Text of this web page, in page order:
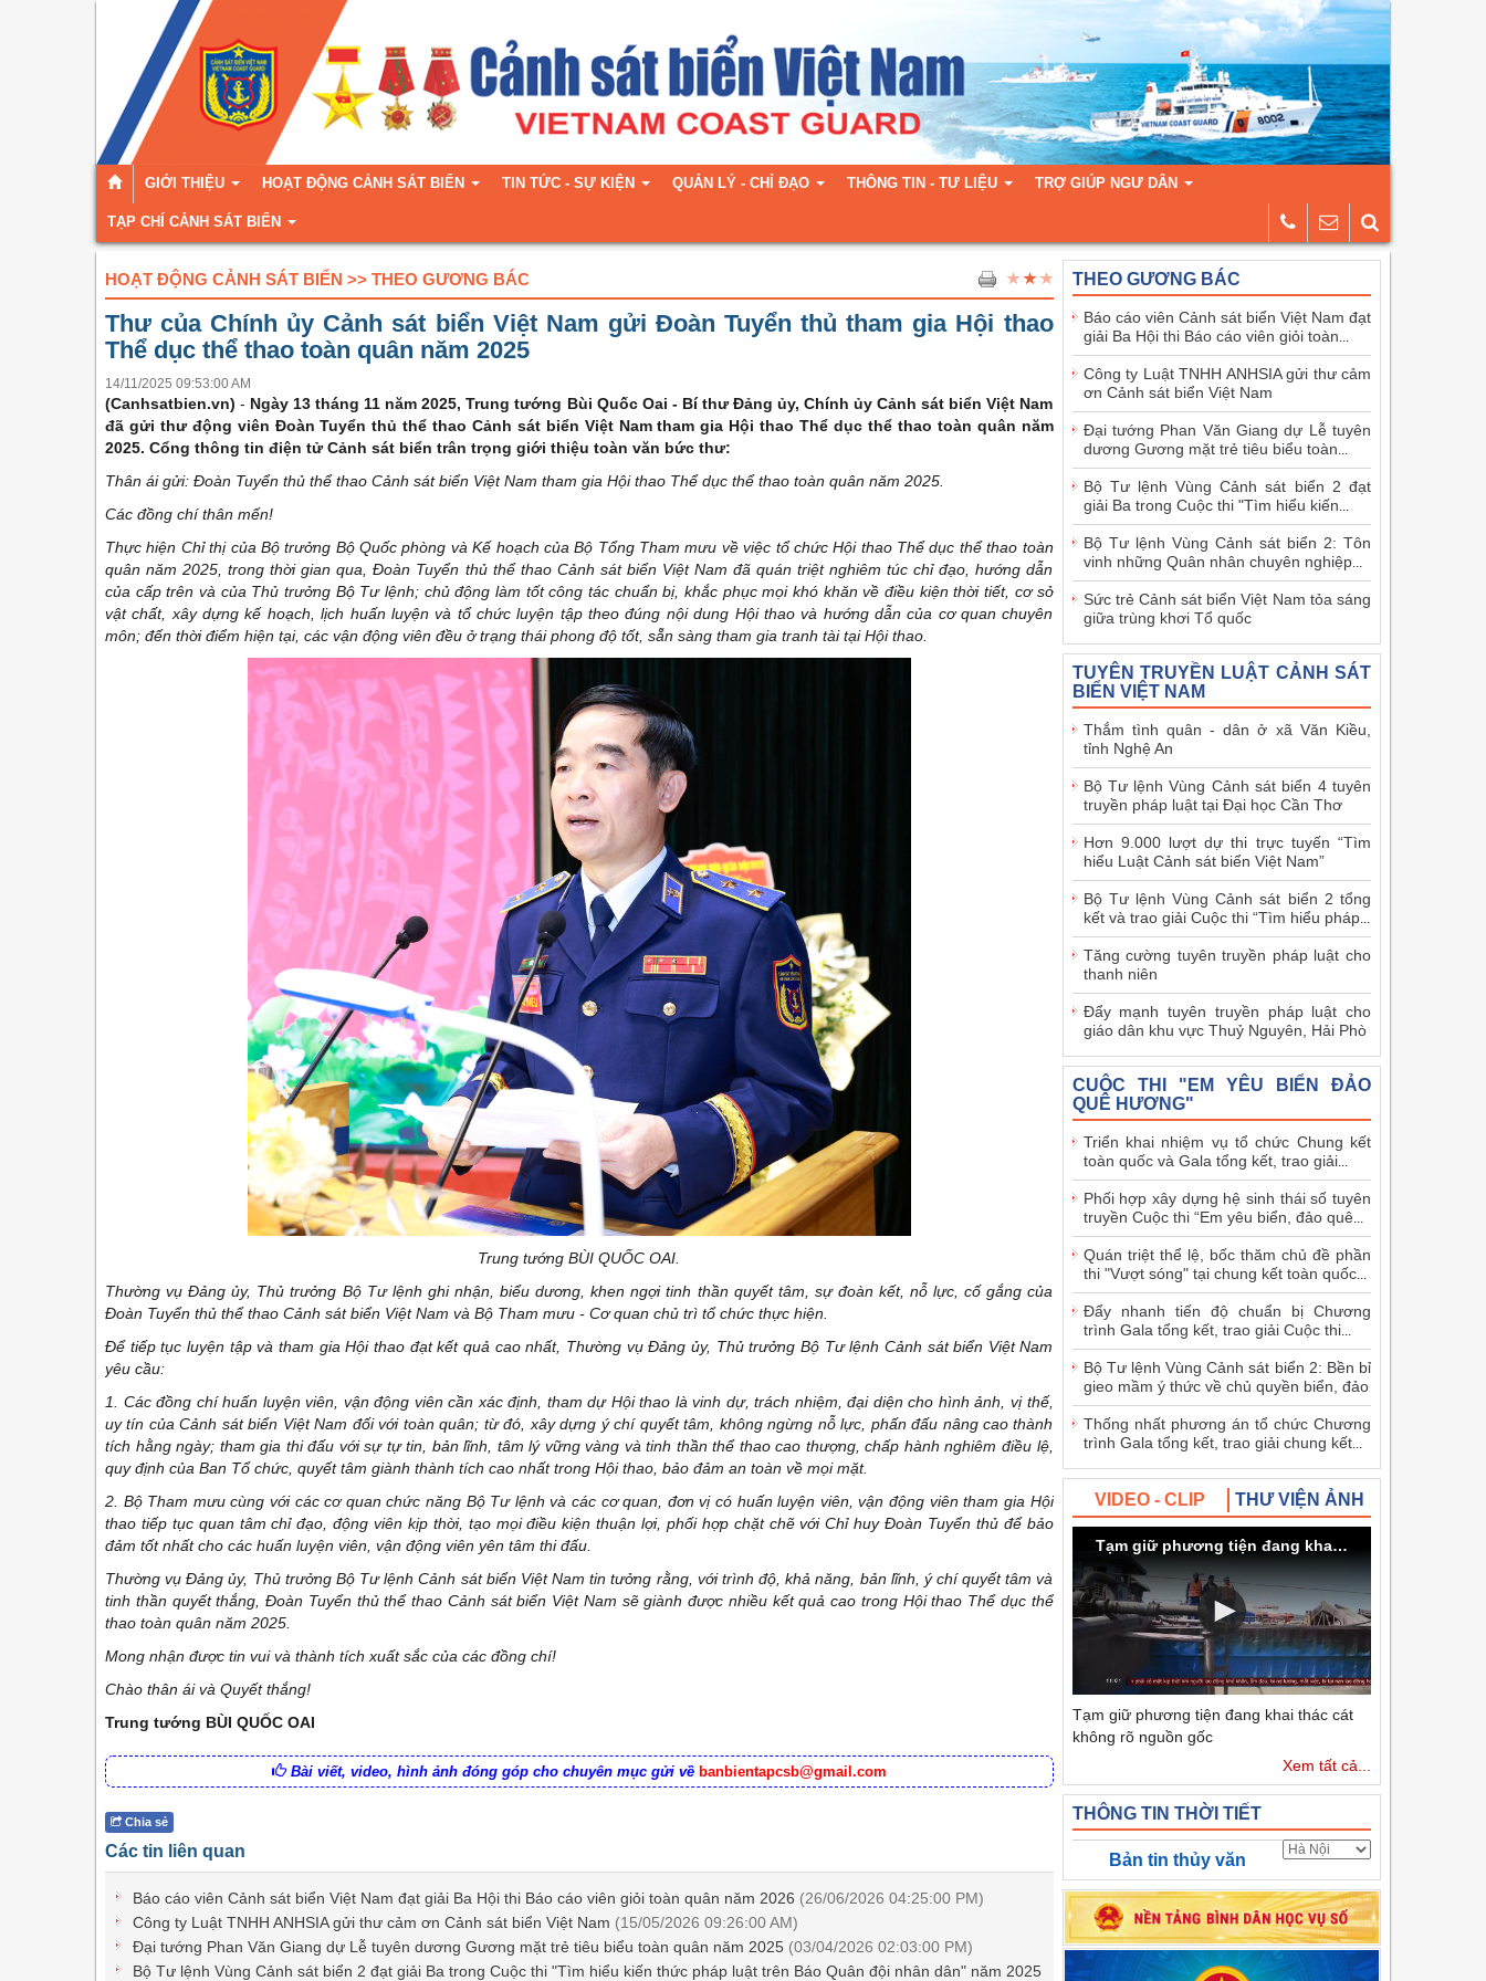
GIỚI THIỆU HOẠT ĐỘNG CẢNH SÁT BIỂN TIN TỨC - SỰ KIỆN QUẢN LÝ - CHỈ ĐẠO THÔNG TIN - TƯ LIỆU TRỢ GIÚP NGƯ DÂN
TẠP CHÍ CẢNH SÁT BIỂN
HOẠT ĐỘNG CẢNH SÁT BIỂN >> THEO GƯƠNG BÁC
Thư của Chính ủy Cảnh sát biển Việt Nam gửi Đoàn Tuyển thủ tham gia Hội thao
Thể dục thể thao toàn quân năm 2025
14/11/2025 09:53:00 AM
(Canhsatbien.vn) - Ngày 13 tháng 11 năm 2025, Trung tướng Bùi Quốc Oai - Bí thư Đảng ủy, Chính ủy Cảnh sát biển Việt Nam
đã gửi thư động viên Đoàn Tuyển thủ thể thao Cảnh sát biển Việt Nam tham gia Hội thao Thể dục thể thao toàn quân năm
2025. Cổng thông tin điện tử Cảnh sát biển trân trọng giới thiệu toàn văn bức thư:
Thân ái gửi: Đoàn Tuyển thủ thể thao Cảnh sát biển Việt Nam tham gia Hội thao Thể dục thể thao toàn quân năm 2025.
Các đồng chí thân mến!
Thực hiện Chỉ thị của Bộ trưởng Bộ Quốc phòng và Kế hoạch của Bộ Tổng Tham mưu về việc tổ chức Hội thao Thể dục thể thao toàn
quân năm 2025, trong thời gian qua, Đoàn Tuyển thủ thể thao Cảnh sát biển Việt Nam đã quán triệt nghiêm túc chỉ đạo, hướng dẫn
của cấp trên và của Thủ trưởng Bộ Tư lệnh; chủ động làm tốt công tác chuẩn bị, khắc phục mọi khó khăn về điều kiện thời tiết, cơ sở
vật chất, xây dựng kế hoạch, lịch huấn luyện và tổ chức luyện tập theo đúng nội dung Hội thao và hướng dẫn của cơ quan chuyên
môn; đến thời điểm hiện tại, các vận động viên đều ở trạng thái phong độ tốt, sẵn sàng tham gia tranh tài tại Hội thao.
Trung tướng BÙI QUỐC OAI.
Thường vụ Đảng ủy, Thủ trưởng Bộ Tư lệnh ghi nhận, biểu dương, khen ngợi tinh thần quyết tâm, sự đoàn kết, nỗ lực, cố gắng của
Đoàn Tuyển thủ thể thao Cảnh sát biển Việt Nam và Bộ Tham mưu - Cơ quan chủ trì tổ chức thực hiện.
Để tiếp tục luyện tập và tham gia Hội thao đạt kết quả cao nhất, Thường vụ Đảng ủy, Thủ trưởng Bộ Tư lệnh Cảnh sát biển Việt Nam
yêu cầu:
1. Các đồng chí huấn luyện viên, vận động viên cần xác định, tham dự Hội thao là vinh dự, trách nhiệm, đại diện cho hình ảnh, vị thế,
uy tín của Cảnh sát biển Việt Nam đối với toàn quân; từ đó, xây dựng ý chí quyết tâm, không ngừng nỗ lực, phấn đấu nâng cao thành
tích hằng ngày; tham gia thi đấu với sự tự tin, bản lĩnh, tâm lý vững vàng và tinh thần thể thao cao thượng, chấp hành nghiêm điều lệ,
quy định của Ban Tổ chức, quyết tâm giành thành tích cao nhất trong Hội thao, bảo đảm an toàn về mọi mặt.
2. Bộ Tham mưu cùng với các cơ quan chức năng Bộ Tư lệnh và các cơ quan, đơn vị có huấn luyện viên, vận động viên tham gia Hội
thao tiếp tục quan tâm chỉ đạo, động viên kịp thời, tạo mọi điều kiện thuận lợi, phối hợp chặt chẽ với Chỉ huy Đoàn Tuyển thủ để bảo
đảm tốt nhất cho các huấn luyện viên, vận động viên yên tâm thi đấu.
Thường vụ Đảng ủy, Thủ trưởng Bộ Tư lệnh Cảnh sát biển Việt Nam tin tưởng rằng, với trình độ, khả năng, bản lĩnh, ý chí quyết tâm và
tinh thần quyết thắng, Đoàn Tuyển thủ thể thao Cảnh sát biển Việt Nam sẽ giành được nhiều kết quả cao trong Hội thao Thể dục thể
thao toàn quân năm 2025.
Mong nhận được tin vui và thành tích xuất sắc của các đồng chí!
Chào thân ái và Quyết thắng!
Trung tướng BÙI QUỐC OAI
Bài viết, video, hình ảnh đóng góp cho chuyên mục gửi về banbientapcsb@gmail.com
Chia sẻ
Các tin liên quan
Báo cáo viên Cảnh sát biển Việt Nam đạt giải Ba Hội thi Báo cáo viên giỏi toàn quân năm 2026 (26/06/2026 04:25:00 PM)
Công ty Luật TNHH ANHSIA gửi thư cảm ơn Cảnh sát biển Việt Nam (15/05/2026 09:26:00 AM)
Đại tướng Phan Văn Giang dự Lễ tuyên dương Gương mặt trẻ tiêu biểu toàn quân năm 2025 (03/04/2026 02:03:00 PM)
Bộ Tư lệnh Vùng Cảnh sát biển 2 đạt giải Ba trong Cuộc thi "Tìm hiểu kiến thức pháp luật trên Báo Quân đội nhân dân" năm 2025
THEO GƯƠNG BÁC
Báo cáo viên Cảnh sát biển Việt Nam đạt
giải Ba Hội thi Báo cáo viên giỏi toàn
Công ty Luật TNHH ANHSIA gửi thư cảm
ơn Cảnh sát biển Việt Nam
Đại tướng Phan Văn Giang dự Lễ tuyên
dương Gương mặt trẻ tiêu biểu toàn
Bộ Tư lệnh Vùng Cảnh sát biển 2 đạt
giải Ba trong Cuộc thi "Tìm hiểu kiến
Bộ Tư lệnh Vùng Cảnh sát biển 2: Tôn
vinh những Quân nhân chuyên nghiệp...
Sức trẻ Cảnh sát biển Việt Nam tỏa sáng
giữa trùng khơi Tổ quốc
TUYÊN TRUYỀN LUẬT CẢNH SÁT
BIỂN VIỆT NAM
Thắm tình quân - dân ở xã Văn Kiều,
tỉnh Nghệ An
Bộ Tư lệnh Vùng Cảnh sát biển 4 tuyên
truyền pháp luật tại Đại học Cần Thơ
Hơn 9.000 lượt dự thi trực tuyến “Tìm
hiểu Luật Cảnh sát biển Việt Nam”
Bộ Tư lệnh Vùng Cảnh sát biển 2 tổng
kết và trao giải Cuộc thi “Tìm hiểu pháp...
Tăng cường tuyên truyền pháp luật cho
thanh niên
Đẩy mạnh tuyên truyền pháp luật cho
giáo dân khu vực Thuỷ Nguyên, Hải Phò
CUỘC THI "EM YÊU BIỂN ĐẢO
QUÊ HƯƠNG"
Triển khai nhiệm vụ tổ chức Chung kết
toàn quốc và Gala tổng kết, trao giải...
Phối hợp xây dựng hệ sinh thái số tuyên
truyền Cuộc thi “Em yêu biển, đảo quê...
Quán triệt thể lệ, bốc thăm chủ đề phần
thi "Vượt sóng" tại chung kết toàn quốc...
Đẩy nhanh tiến độ chuẩn bị Chương
trình Gala tổng kết, trao giải Cuộc thi...
Bộ Tư lệnh Vùng Cảnh sát biển 2: Bền bỉ
gieo mầm ý thức về chủ quyền biển, đảo
Thống nhất phương án tổ chức Chương
trình Gala tổng kết, trao giải chung kết...
VIDEO - CLIP THƯ VIỆN ẢNH
Tạm giữ phương tiện đang khai thác cát không rõ nguồn gốc
Tạm giữ phương tiện đang khai thác cát
không rõ nguồn gốc
Xem tất cả...
THÔNG TIN THỜI TIẾT
Bản tin thủy văn